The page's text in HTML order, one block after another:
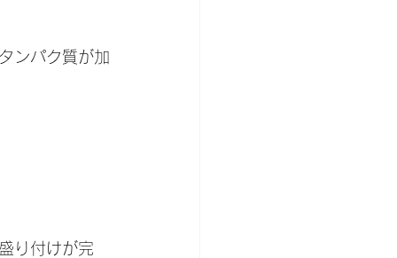
ンパク質が加
り付けが完